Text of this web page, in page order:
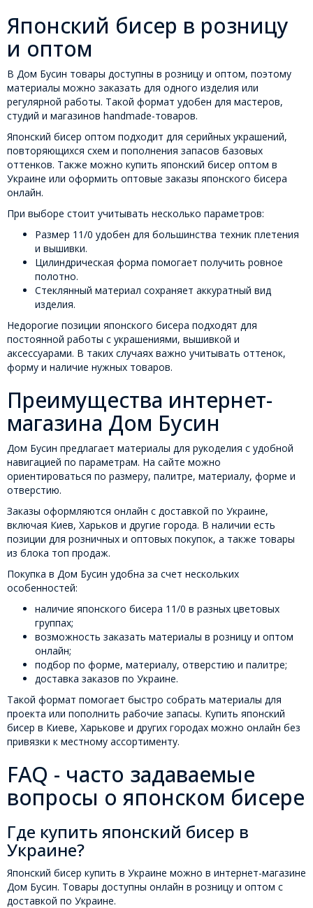
Японский бисер в розницу
и оптом
В Дом Бусин товары доступны в розницу и оптом, поэтому
материалы можно заказать для одного изделия или
регулярной работы. Такой формат удобен для мастеров,
студий и магазинов handmade-товаров.
Японский бисер оптом подходит для серийных украшений,
повторяющихся схем и пополнения запасов базовых
оттенков. Также можно купить японский бисер оптом в
Украине или оформить оптовые заказы японского бисера
онлайн.
При выборе стоит учитывать несколько параметров:
Размер 11/0 удобен для большинства техник плетения
и вышивки.
Цилиндрическая форма помогает получить ровное
полотно.
Стеклянный материал сохраняет аккуратный вид
изделия.
Недорогие позиции японского бисера подходят для
постоянной работы с украшениями, вышивкой и
аксессуарами. В таких случаях важно учитывать оттенок,
форму и наличие нужных товаров.
Преимущества интернет-
магазина Дом Бусин
Дом Бусин предлагает материалы для рукоделия с удобной
навигацией по параметрам. На сайте можно
ориентироваться по размеру, палитре, материалу, форме и
отверстию.
Заказы оформляются онлайн с доставкой по Украине,
включая Киев, Харьков и другие города. В наличии есть
позиции для розничных и оптовых покупок, а также товары
из блока топ продаж.
Покупка в Дом Бусин удобна за счет нескольких
особенностей:
наличие японского бисера 11/0 в разных цветовых
группах;
возможность заказать материалы в розницу и оптом
онлайн;
подбор по форме, материалу, отверстию и палитре;
доставка заказов по Украине.
Такой формат помогает быстро собрать материалы для
проекта или пополнить рабочие запасы. Купить японский
бисер в Киеве, Харькове и других городах можно онлайн без
привязки к местному ассортименту.
FAQ - часто задаваемые
вопросы о японском бисере
Где купить японский бисер в
Украине?
Японский бисер купить в Украине можно в интернет-магазине
Дом Бусин. Товары доступны онлайн в розницу и оптом с
доставкой по Украине.